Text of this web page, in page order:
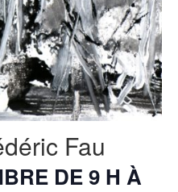
Fau
DE 9 H À